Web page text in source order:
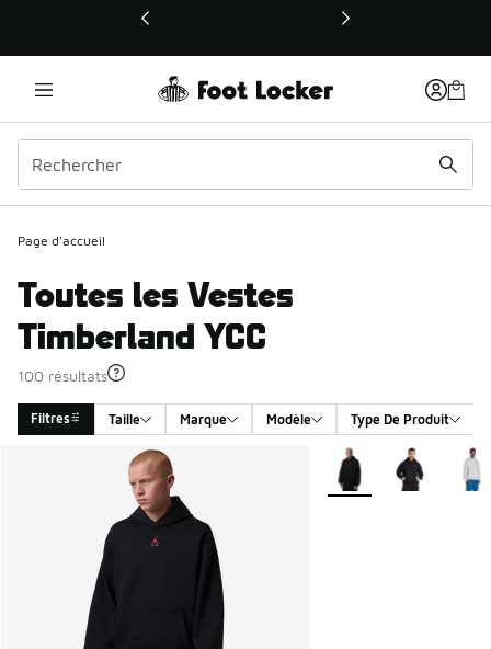
Ce lien ouvrira une nouvelle fenêtre
Page d'accueil
Toutes les Vestes
Timberland YCC
100 résultats
Filtres Taille Marque Modèle Type De Produit
Search Results Plus de couleurs